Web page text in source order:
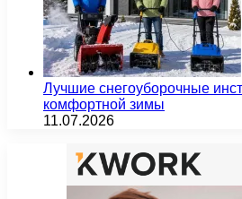
Лучшие снегоуборочные
комфортной зимы
11.07.2026